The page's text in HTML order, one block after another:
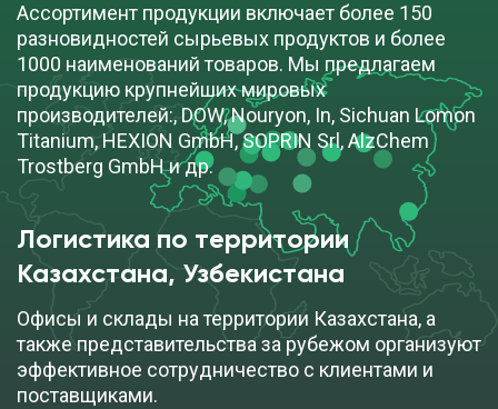
Ассортимент продукции включает более 150
разновидностей сырьевых продуктов и более
1000 наименований товаров. Мы предлагаем
продукцию крупнейших мировых
производителей:, DOW, Nouryon, In, Sichuan Lomon
Titanium, HEXION GmbH, SOPRIN Srl, AlzChem
Trostberg GmbH и др.
Логистика по территории
Казахстана, Узбекистана
Офисы и склады на территории Казахстана, а
также представительства за рубежом организуют
эффективное сотрудничество с клиентами и
поставщиками.